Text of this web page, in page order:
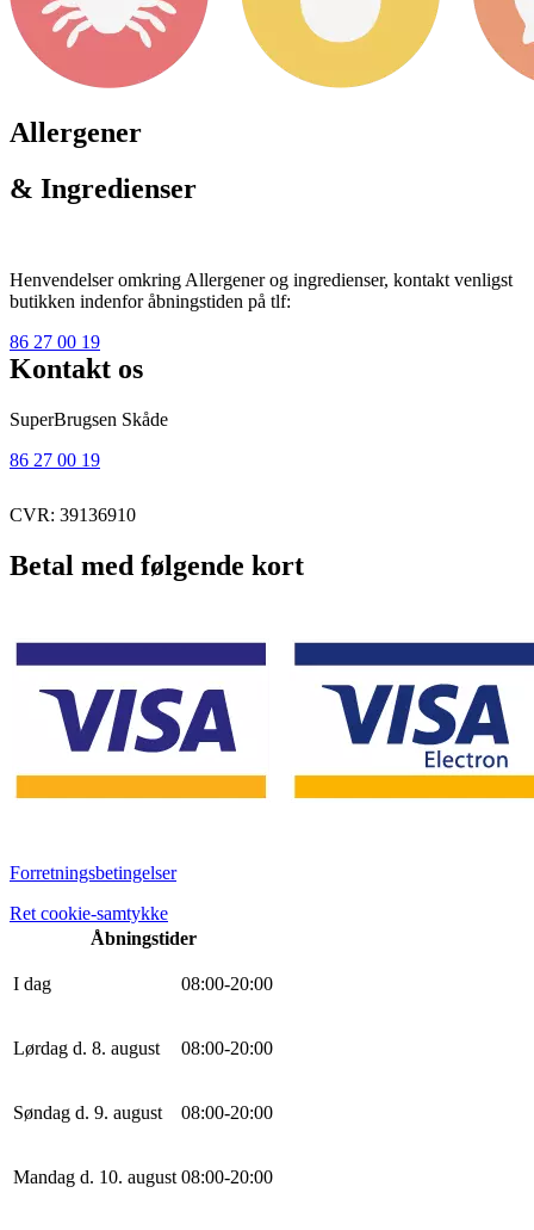
Allergener
& Ingredienser
Henvendelser omkring Allergener og ingredienser, kontakt venligst
butikken indenfor åbningstiden på tlf:
86 27 00 19
Kontakt os
SuperBrugsen Skåde
86 27 00 19
CVR: 39136910
Betal med følgende kort
Forretningsbetingelser
Ret cookie-samtykke
Åbningstider
I dag 08:00-20:00
Lørdag d. 8. august 08:00-20:00
Søndag d. 9. august 08:00-20:00
Mandag d. 10. august 08:00-20:00